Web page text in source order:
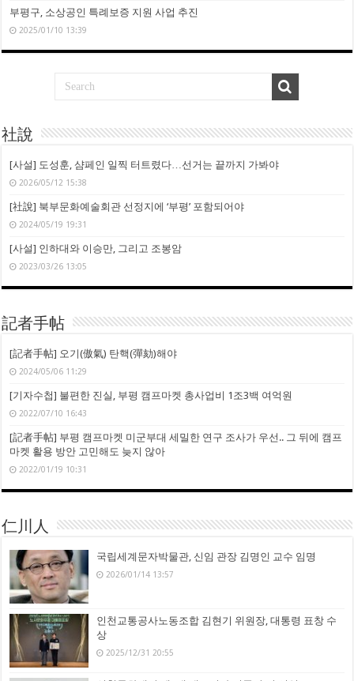
부평구, 소상공인 특례보증 지원 사업 추진
2025/01/10 13:39
社說
[사설] 도성훈, 샴페인 일찍 터트렸다…선거는 끝까지 가봐야
2026/05/12 15:38
[社說] 북부문화예술회관 선정지에 ‘부평’ 포함되어야
2024/05/19 19:31
[사설] 인하대와 이승만, 그리고 조봉암
2023/03/26 13:05
記者手帖
[記者手帖] 오기(傲氣) 탄핵(彈劾)해야
2024/05/06 11:29
[기자수첩] 불편한 진실, 부평 캠프마켓 총사업비 1조3백 여억원
2022/07/10 16:43
[記者手帖] 부평 캠프마켓 미군부대 세밀한 연구 조사가 우선.. 그 뒤에 캠프
마켓 활용 방안 고민해도 늦지 않아
2022/01/19 10:31
仁川人
국립세계문자박물관, 신임 관장 김명인 교수 임명
2026/01/14 13:57
인천교통공사노동조합 김현기 위원장, 대통령 표창 수
상
2025/12/31 20:55